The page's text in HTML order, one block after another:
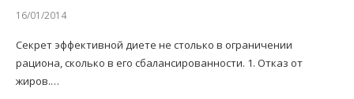
16/01/2014
Секрет эффективной диете не столько в ограничении
рациона, сколько в его сбалансированности. 1. Отказ от
жиров.…